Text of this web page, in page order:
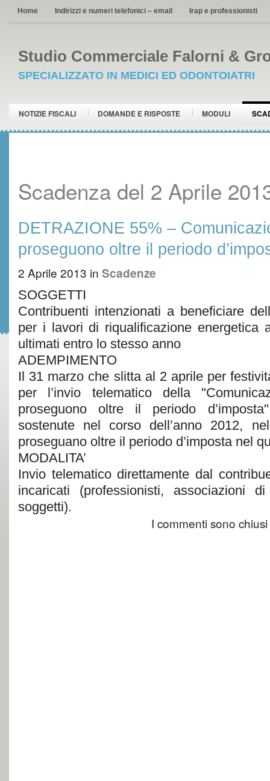
Home Indirizzi e numeri telefonici – email Irap e professionisti
Studio Commerciale Falorni &
SPECIALIZZATO IN MEDICI ED ODONTOIATRI
NOTIZIE FISCALI DOMANDE E RISPOSTE MODULI
Scadenza del 2 Aprile
DETRAZIONE 55% –
proseguono oltre il periodo
2 Aprile 2013 in Scadenze
SOGGETTI
Contribuenti intenzionati a beneficiare
per i lavori di riqualificazione energetica
ultimati entro lo stesso anno
ADEMPIMENTO
Il 31 marzo che slitta al 2 aprile per
per l’invio telematico della
proseguono oltre il periodo
sostenute nel corso dell’anno 2012,
proseguano oltre il periodo d’imposta nel
MODALITA’
Invio telematico direttamente dal
incaricati (professionisti, associazioni
soggetti).
I commenti sono chiusi